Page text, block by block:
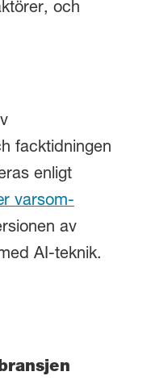
och
facktidningen
enligt
varsom-
av
AI-teknik.